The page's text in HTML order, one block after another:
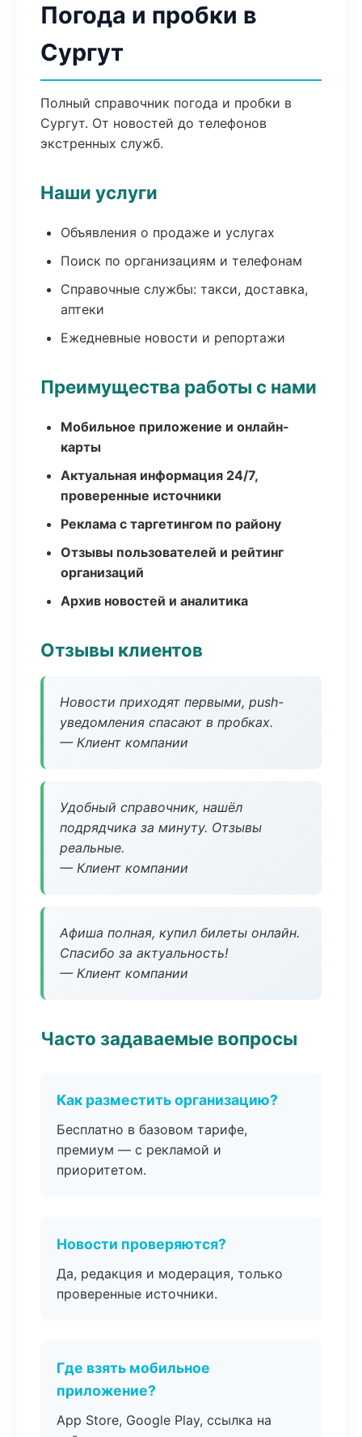
Погода и пробки в
Сургут
Полный справочник погода и пробки в
Сургут. От новостей до телефонов
экстренных служб.
Наши услуги
Объявления о продаже и услугах
Поиск по организациям и телефонам
Справочные службы: такси, доставка,
аптеки
Ежедневные новости и репортажи
Преимущества работы с нами
Мобильное приложение и онлайн-
карты
Актуальная информация 24/7,
проверенные источники
Реклама с таргетингом по району
Отзывы пользователей и рейтинг
организаций
Архив новостей и аналитика
Отзывы клиентов
Новости приходят первыми, push-
уведомления спасают в пробках.
— Клиент компании
Удобный справочник, нашёл
подрядчика за минуту. Отзывы
реальные.
— Клиент компании
Афиша полная, купил билеты онлайн.
Спасибо за актуальность!
— Клиент компании
Часто задаваемые вопросы
Как разместить организацию?
Бесплатно в базовом тарифе,
премиум — с рекламой и
приоритетом.
Новости проверяются?
Да, редакция и модерация, только
проверенные источники.
Где взять мобильное
приложение?
App Store, Google Play, ссылка на